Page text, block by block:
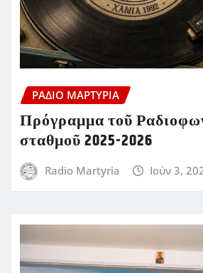
ΡΆΔΙΟ ΜΑΡΤΥΡΊΑ
Πρόγραμμα τοῦ
σταθμοῦ 2025-2026
Radio Martyria Ιούν 3,